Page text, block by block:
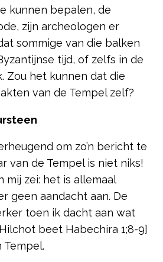
kunnen bepalen, de
zijn archeologen er
sommige van die balken
tijd, of zelfs in de
Zou het kunnen dat die
van de Tempel zelf?
om zo’n bericht te
van de Tempel is niet niks!
mij zei: het is allemaal
geen aandacht aan. De
toen ik dacht aan wat
beet Habechira 1;8-9]